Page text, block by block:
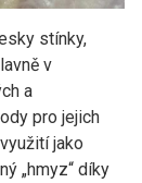
stínky,
v
a
pro jejich
jako
„hmyz“ díky